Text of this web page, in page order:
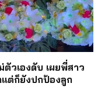
วเองดับ เผยพี่สาว
แต่ก็ยังปกป้องลูก